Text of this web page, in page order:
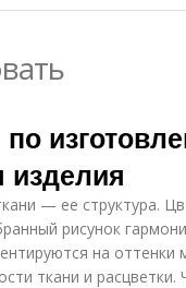
— ее структура.
рисунок
на оттенки
ткани и